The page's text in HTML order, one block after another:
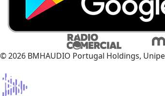
© 2026 BMHAUDIO Portugal Holdings,